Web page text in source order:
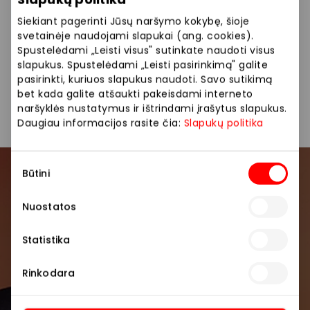
Siekiant pagerinti Jūsų naršymo kokybę, šioje
svetainėje naudojami slapukai (ang. cookies).
Spustelėdami „Leisti visus" sutinkate naudoti visus
slapukus. Spustelėdami „Leisti pasirinkimą" galite
pasirinkti, kuriuos slapukus naudoti. Savo sutikimą
bet kada galite atšaukti pakeisdami interneto
naršyklės nustatymus ir ištrindami įrašytus slapukus.
Daugiau informacijos rasite čia: Slapukų politika
pasirinkimas
Būtini
Nuostatos
Statistika
Rinkodara
Siūlome platų prekių pasirinkimą: kvepalai, namų
kvapai, žvakės, kūno priežiūra, dovanų rinkiniai.
Kosmetika ir parfumerija Parduotuvės
Pirmieji sužinokite apie geriausius pasiūlymus,